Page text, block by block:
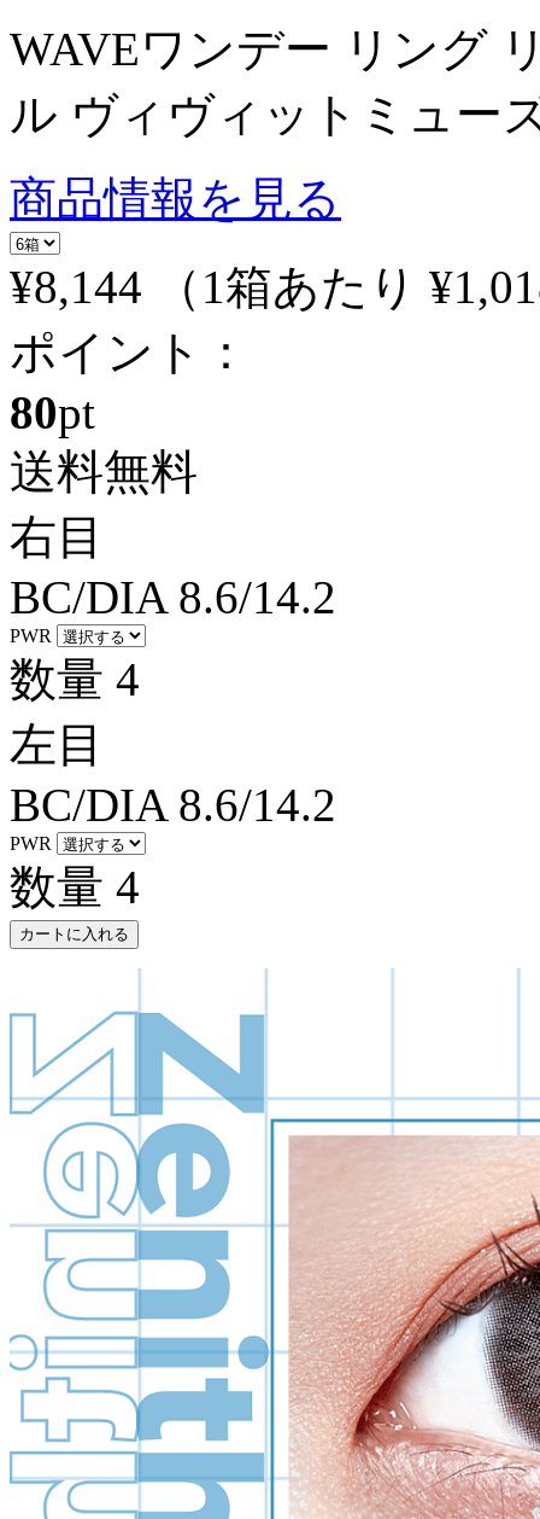
WAVEワンデー リング
ル ヴィヴィットミュー
商品情報を見る
¥8,144
（1箱あたり
ポイント：
80pt
送料無料
右目
BC/DIA 8.6/14.2
PWR
数量 4
左目
BC/DIA 8.6/14.2
PWR
数量 4
カートに入れる